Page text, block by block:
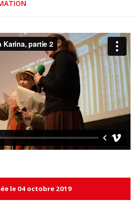
le 04 octobre 2019